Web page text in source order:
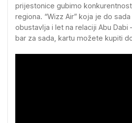
prijestonice gubimo
regiona. “Wizz Air” koja je do
obustavlja i let na relaciji Abu Dabi
bar za sada, kartu možete kupiti